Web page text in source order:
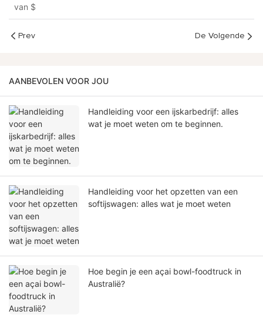
van $
Prev De Volgende
AANBEVOLEN VOOR JOU
Handleiding voor een ijskarbedrijf: alles
wat je moet weten om te beginnen.
Handleiding voor het opzetten van een
softijswagen: alles wat je moet weten
Hoe begin je een açai bowl-foodtruck in
Australië?